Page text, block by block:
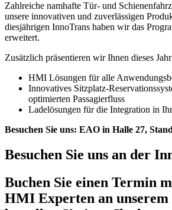
Zahlreiche namhafte Tür- und
unsere innovativen und zuverlässigen
diesjährigen InnoTrans haben wir das
erweitert.
Zusätzlich präsentieren wir Ihnen dieses
HMI Lösungen für alle
Innovatives Sitzplatz-
optimierten Passagierfluss
Ladelösungen für die Integration in
Besuchen Sie uns: EAO in Halle 27,
Besuchen Sie uns an der
Buchen Sie einen Termin
HMI Experten an unserem